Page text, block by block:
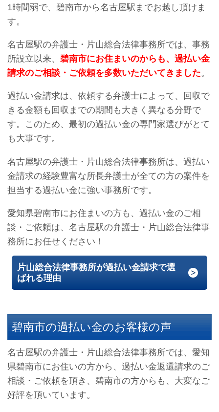
1時間弱で、碧南市から名古屋駅までお越し頂けま
す。
名古屋駅の弁護士・片山総合法律事務所では、事務
所設立以来、 碧南市にお住まいのからも、過払い金
請求のご相談・ご依頼を多数いただいてきました。
過払い金請求は、依頼する弁護士によって、回収で
きる金額も回収までの期間も大きく異なる分野で
す。このため、最初の過払い金の専門家選びがとて
も大事です。
名古屋駅の弁護士・片山総合法律事務所は、過払い
金請求の経験豊富な所長弁護士が全ての方の案件を
担当する過払い金に強い事務所です。
愛知県碧南市にお住まいの方も、過払い金のご相
談・ご依頼は、名古屋駅の弁護士・片山総合法律事
務所にお任せください！
片山総合法律事務所が過払い金請求で選
ばれる理由
碧南市の過払い金のお客様の声
名古屋駅の弁護士・片山総合法律事務所では、愛知
県碧南市にお住いの方から、過払い金返還請求のご
相談・ご依頼を頂き、碧南市の方からも、大変なご
好評を頂いています。